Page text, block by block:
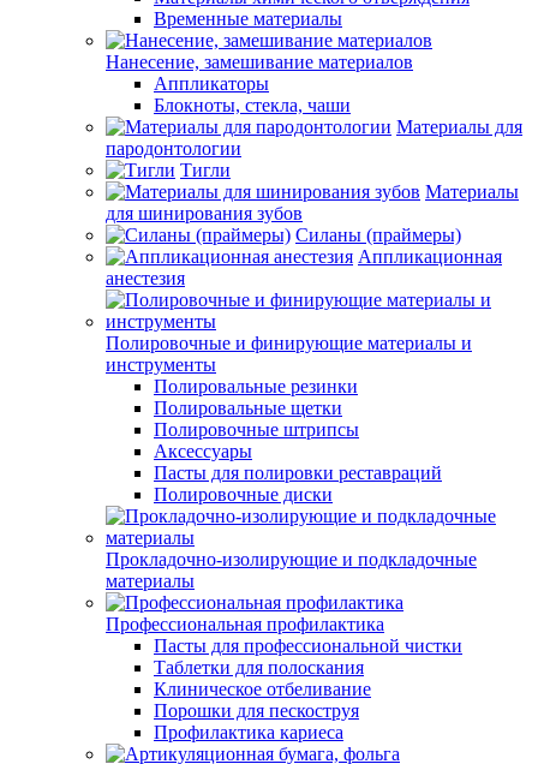
Временные материалы
Нанесение, замешивание материалов
Аппликаторы
Блокноты, стекла, чаши
Материалы для
пародонтологии
Тигли
Материалы
для шинирования зубов
Силаны (праймеры)
Аппликационная
анестезия
Полировочные и финирующие материалы и
инструменты
Полировальные резинки
Полировальные щетки
Полировочные штрипсы
Аксессуары
Пасты для полировки реставраций
Полировочные диски
Прокладочно-изолирующие и подкладочные
материалы
Профессиональная профилактика
Пасты для профессиональной чистки
Таблетки для полоскания
Клиническое отбеливание
Порошки для пескоструя
Профилактика кариеса